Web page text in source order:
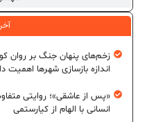
زخم‌های پنهان جنگ بر روان
اندازه بازسازی شهرها اهمیت
«پس از عاشقی»؛ روایتی
انسانی با الهام از کیارستمی